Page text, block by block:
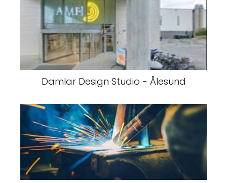
Damlar Design Studio - Ålesund